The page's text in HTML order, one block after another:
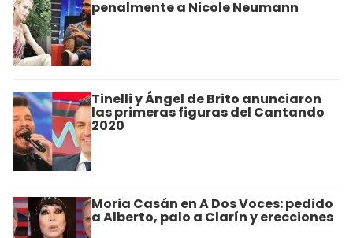
penalmente a Nicole Neumann
Tinelli y Ángel de Brito anunciaron
las primeras figuras del Cantando
2020
Moria Casán en A Dos Voces: pedido
a Alberto, palo a Clarín y erecciones